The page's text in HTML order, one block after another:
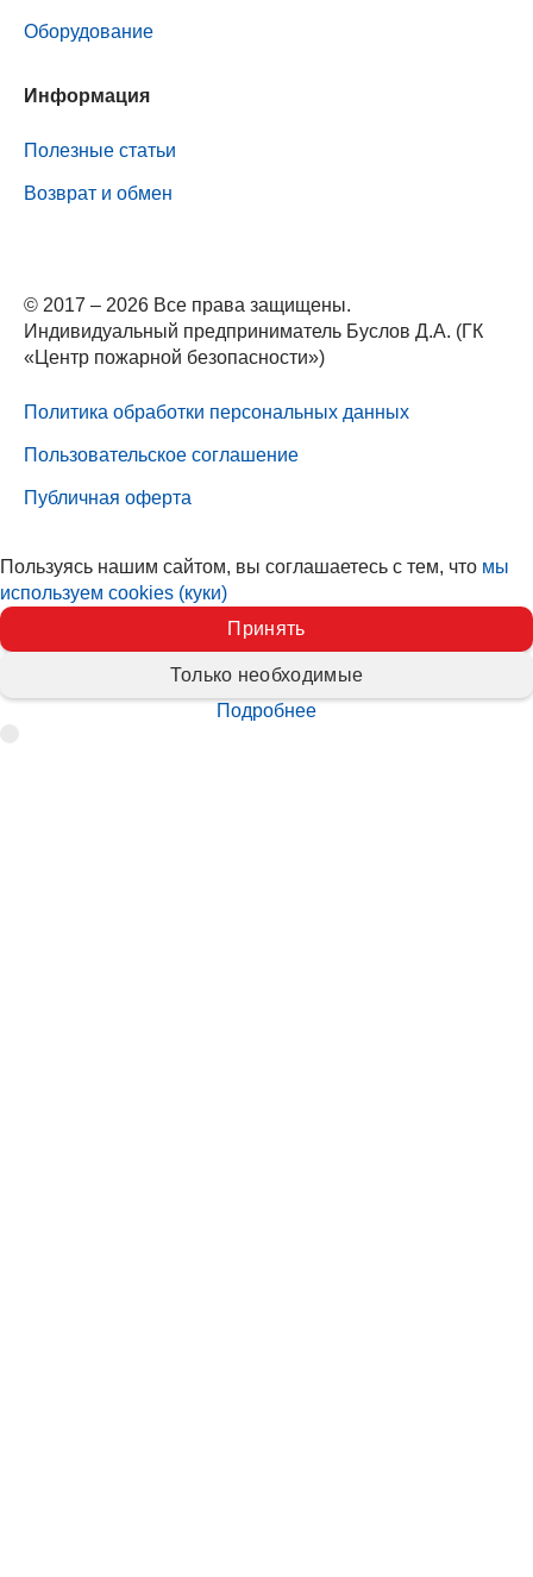
Оборудование
Информация
Полезные статьи
Возврат и обмен
© 2017 – 2026 Все права защищены.
Индивидуальный предприниматель Буслов Д.А. (ГК
«Центр пожарной безопасности»)
Политика обработки персональных данных
Пользовательское соглашение
Публичная оферта
Пользуясь нашим сайтом, вы соглашаетесь с тем, что мы
используем cookies (куки)
Принять
Только необходимые
Подробнее